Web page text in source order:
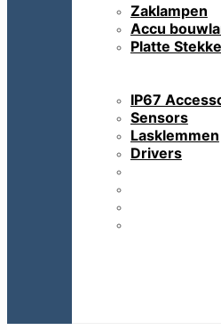
Zaklampen
Accu
Platte
IP67
Sensors
Lasklemmen
Drivers